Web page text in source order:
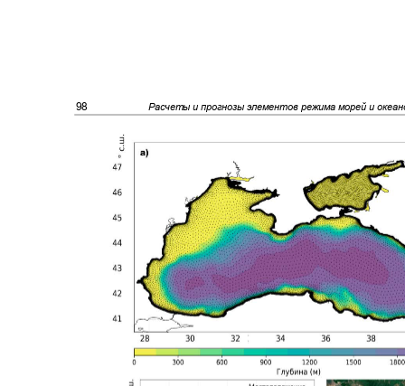
98 Расчеты и прогнозы элементов режима морей и